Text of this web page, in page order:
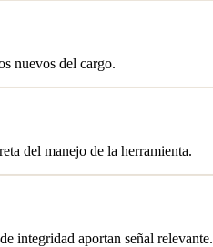
nuevos del cargo.
del manejo de la herramienta.
integridad aportan señal relevante.